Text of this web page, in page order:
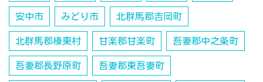
安中市 みどり市 北群馬郡吉岡町
北群馬郡榛東村 甘楽郡甘楽町 吾妻郡中之条町
吾妻郡長野原町 吾妻郡東吾妻町